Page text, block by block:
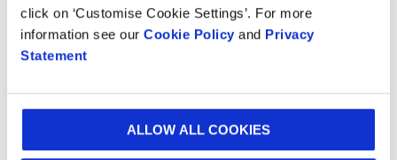
click on ‘Customise Cookie Settings’. For more
information see our Cookie Policy and Privacy
Statement
ALLOW ALL COOKIES
Download ons laatste Jaarverslag